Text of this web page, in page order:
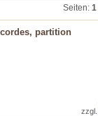
Seiten: 1
partition
zzgl.